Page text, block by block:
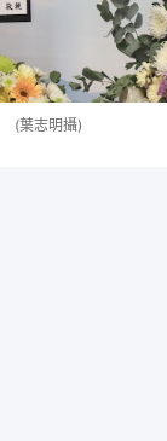
(葉志明攝)